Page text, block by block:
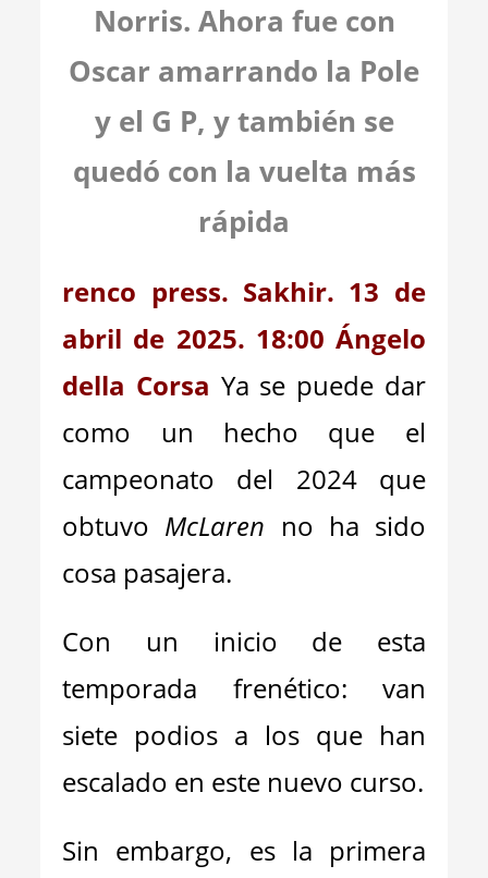
Norris. Ahora fue con
Oscar amarrando la Pole
y el G P, y también se
quedó con la vuelta más
rápida
renco press. Sakhir. 13 de
abril de 2025. 18:00 Ángelo
della Corsa Ya se puede dar
como un hecho que el
campeonato del 2024 que
obtuvo McLaren no ha sido
cosa pasajera.
Con un inicio de esta
temporada frenético: van
siete podios a los que han
escalado en este nuevo curso.
Sin embargo, es la primera